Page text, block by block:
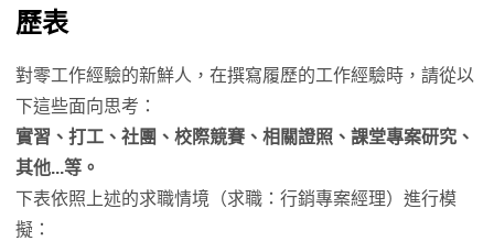
歷表
對零工作經驗的新鮮人，在撰寫履歷的工作經驗時，請從以
下這些面向思考：
實習、打工、社團、校際競賽、相關證照、課堂專案研究、
其他...等。
下表依照上述的求職情境（求職：行銷專案經理）進行模
擬：